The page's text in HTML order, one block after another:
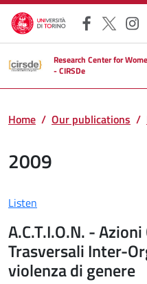
Skip to main content
Facebook
X
Research Center for
- CIRSDe
Home Our publications
2009
Listen
A.C.T.I.O.N. -
Trasversali Inter-
violenza di genere